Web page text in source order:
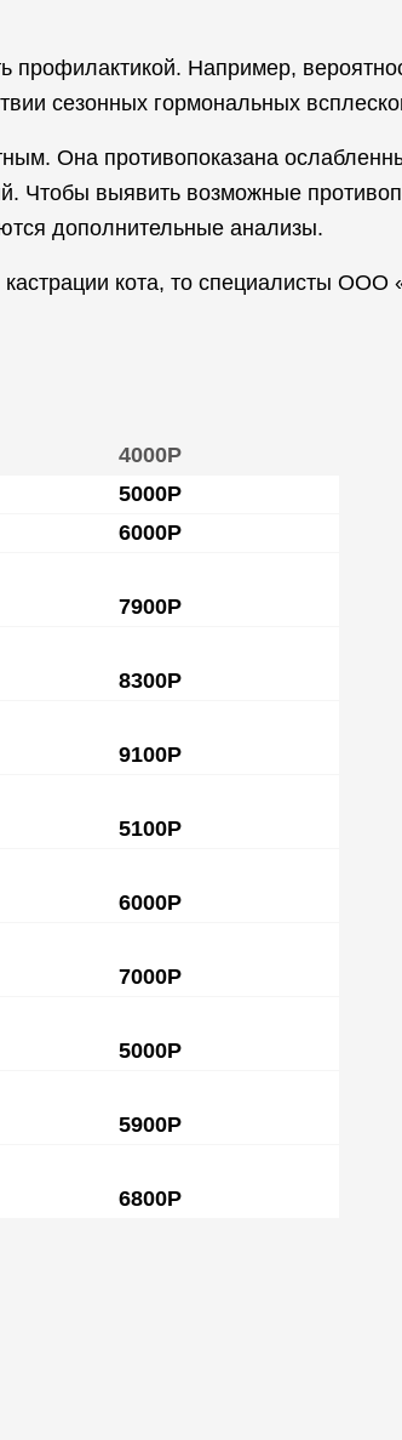
Например,
сезонных гормональных
Она противопоказана
Чтобы выявить возможные
дополнительные анализы.
кота, то специалисты ООО
4000Р
5000Р
6000Р
7900Р
8300Р
9100Р
5100Р
6000Р
7000Р
5000Р
5900Р
6800Р